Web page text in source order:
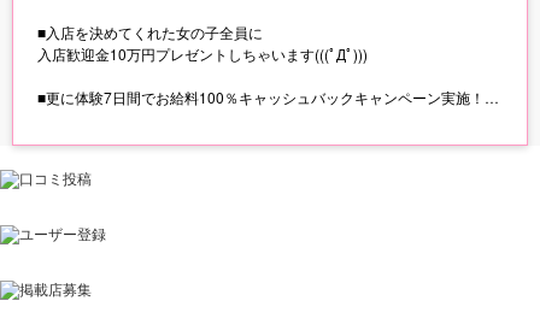
■入店を決めてくれた女の子全員に
入店歓迎金10万円プレゼントしちゃいます(((ﾟДﾟ)))
■更に体験7日間でお給料100％キャッシュバックキャンペーン実施！
■完全自由出勤
貴女の貴重な時間を無駄にはしません!
■快適な事務所･待機場所（Wi-Fi完備）
カギ付きロッカーも完備しているので、ノンストレスで働けます♪